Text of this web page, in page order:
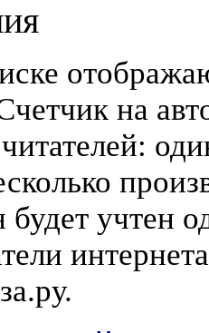
на
будет учтен